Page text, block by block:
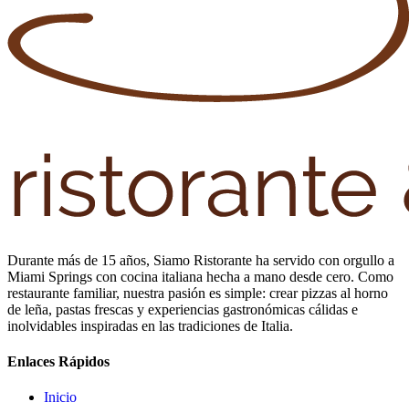
Durante más de 15 años, Siamo Ristorante ha servido con orgullo a
Miami Springs con cocina italiana hecha a mano desde cero. Como
restaurante familiar, nuestra pasión es simple: crear pizzas al horno
de leña, pastas frescas y experiencias gastronómicas cálidas e
inolvidables inspiradas en las tradiciones de Italia.
Enlaces Rápidos
Inicio